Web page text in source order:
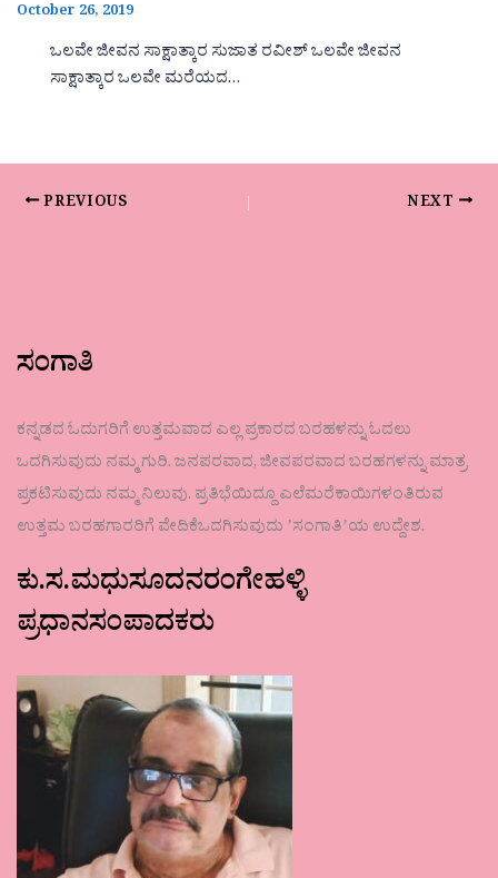
October 26, 2019
ಒಲವೇ ಜೀವನ ಸಾಕ್ಷಾತ್ಕಾರ ಸುಜಾತ ರವೀಶ್ ಒಲವೇ ಜೀವನ
ಸಾಕ್ಷಾತ್ಕಾರ ಒಲವೇ ಮರೆಯದ…
PREVIOUS NEXT
ಸಂಗಾತಿ
ಕನ್ನಡದ ಓದುಗರಿಗೆ ಉತ್ತಮವಾದ ಎಲ್ಲ ಪ್ರಕಾರದ ಬರಹಳನ್ನು ಓದಲು
ಒದಗಿಸುವುದು ನಮ್ಮ ಗುರಿ. ಜನಪರವಾದ, ಜೀವಪರವಾದ ಬರಹಗಳನ್ನು ಮಾತ್ರ
ಪ್ರಕಟಿಸುವುದು ನಮ್ಮ ನಿಲುವು. ಪ್ರತಿಭೆಯಿದ್ದೂ ಎಲೆಮರೆಕಾಯಿಗಳಂತಿರುವ
ಉತ್ತಮ ಬರಹಗಾರರಿಗೆ ವೇದಿಕೆಒದಗಿಸುವುದು ʼಸಂಗಾತಿʼಯ ಉದ್ದೇಶ.
ಕು.ಸ.ಮಧುಸೂದನರಂಗೇಹಳ್ಳಿ
ಪ್ರಧಾನಸಂಪಾದಕರು